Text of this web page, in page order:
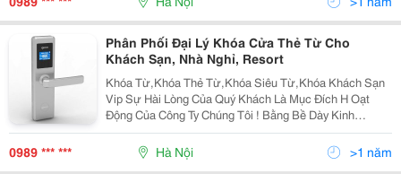
Phân Phối Đại Lý Khóa Cửa Thẻ Từ Cho
Khách Sạn, Nhà Nghỉ, Resort
Khóa Từ,Khóa Thẻ Từ,Khóa Siêu Từ,Khóa Khách Sạn
Vip Sự Hài Lòng Của Quý Khách Là Mục Đích H Oạt
Động Của Công Ty Chúng Tôi ! Bằng Bề Dày Kinh
Nghiệm Lâu Năm Trong Lĩnh Vực Khóa Thẻ Từ,Thiết Bị
Kiểm Soát Thang Máy,Lắp Đặt Và Phân Phối Đến Toàn
0989 *** *** Hà Nội >1 năm